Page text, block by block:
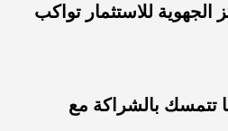
الجهوية للاستثمار تواكب
إسبانيا تتمسك بالشراكة مع